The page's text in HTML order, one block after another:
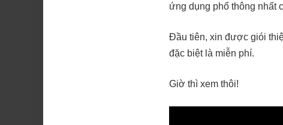
ứng dụng phổ thông nhất
Đầu tiên, xin được giói
đặc biệt là miễn phí.
Giờ thì xem thôi!